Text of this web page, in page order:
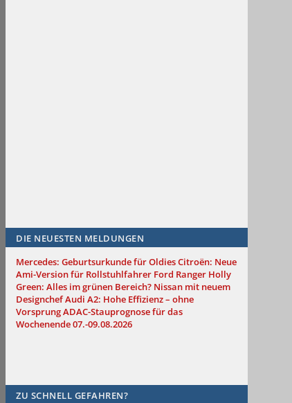
DIE NEUESTEN MELDUNGEN
Mercedes: Geburtsurkunde für OldiesCitroën: Neue
Ami-Version für Rollstuhlfahrer Ford Ranger Holly
Green: Alles im grünen Bereich? Nissan mit neuem
DesignchefAudi A2: Hohe Effizienz – ohne
VorsprungADAC-Stauprognose für das
Wochenende 07.-09.08.2026
ZU SCHNELL GEFAHREN?